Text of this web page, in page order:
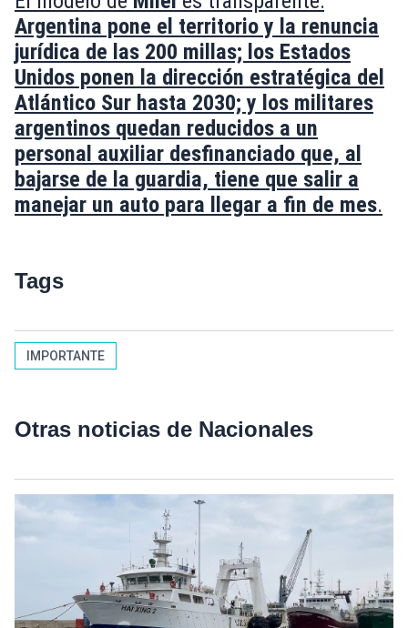
Argentina pone el territorio y la renuncia
jurídica de las 200 millas; los Estados
Unidos ponen la dirección estratégica del
Atlántico Sur hasta 2030; y los militares
argentinos quedan reducidos a un
personal auxiliar desfinanciado que, al
bajarse de la guardia, tiene que salir a
manejar un auto para llegar a fin de mes.
Tags
IMPORTANTE
Otras noticias de Nacionales